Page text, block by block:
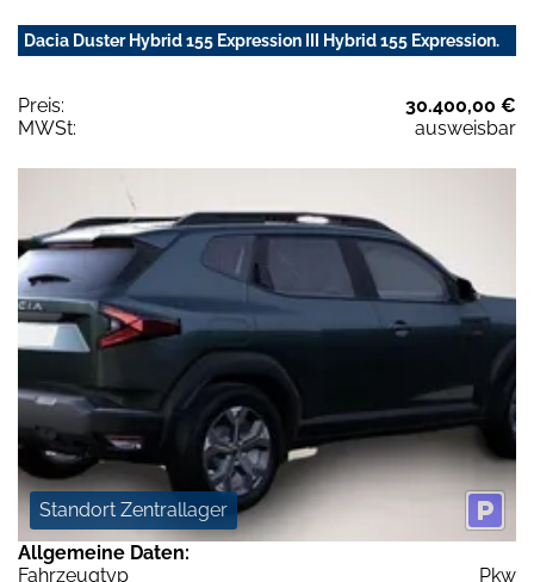
Dacia Duster Hybrid 155 Expression III Hybrid 155 Expression.
Preis:
30.400,00 €
MWSt:
ausweisbar
Standort Zentrallager
Allgemeine Daten:
Fahrzeugtyp
Pkw